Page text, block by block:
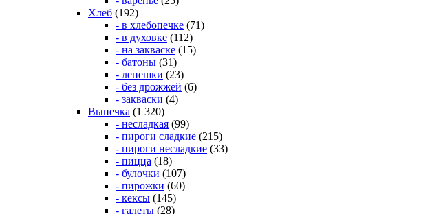
Хлеб (192)
- в хлебопечке (71)
- в духовке (112)
- на закваске (15)
- батоны (31)
- лепешки (23)
- без дрожжей (6)
- закваски (4)
Выпечка (1 320)
- несладкая (99)
- пироги сладкие (215)
- пироги несладкие (33)
- пицца (18)
- булочки (107)
- пирожки (60)
- кексы (145)
- галеты (28)